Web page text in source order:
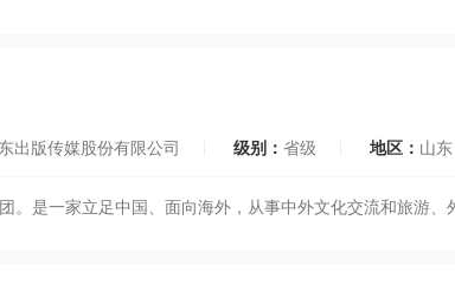
出版传媒股份有限公司 级别： 省级 地区： 山东
是一家立足中国、面向海外，从事中外文化交流和旅游、